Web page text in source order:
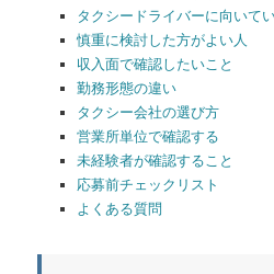
タクシードライバーに向いて
慎重に検討した方がよい人
収入面で確認したいこと
勤務形態の違い
タクシー会社の選び方
営業所単位で確認する
未経験者が確認すること
応募前チェックリスト
よくある質問